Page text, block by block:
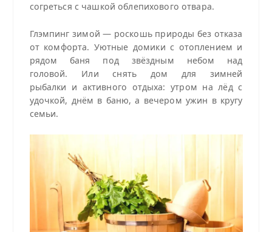
согреться с чашкой облепихового отвара.
Глэмпинг зимой — роскошь природы без отказа
от комфорта. Уютные домики с отоплением и
рядом баня под звёздным небом над
головой. Или снять дом для зимней
рыбалки и активного отдыха: утром на лёд с
удочкой, днём в баню, а вечером ужин в кругу
семьи.